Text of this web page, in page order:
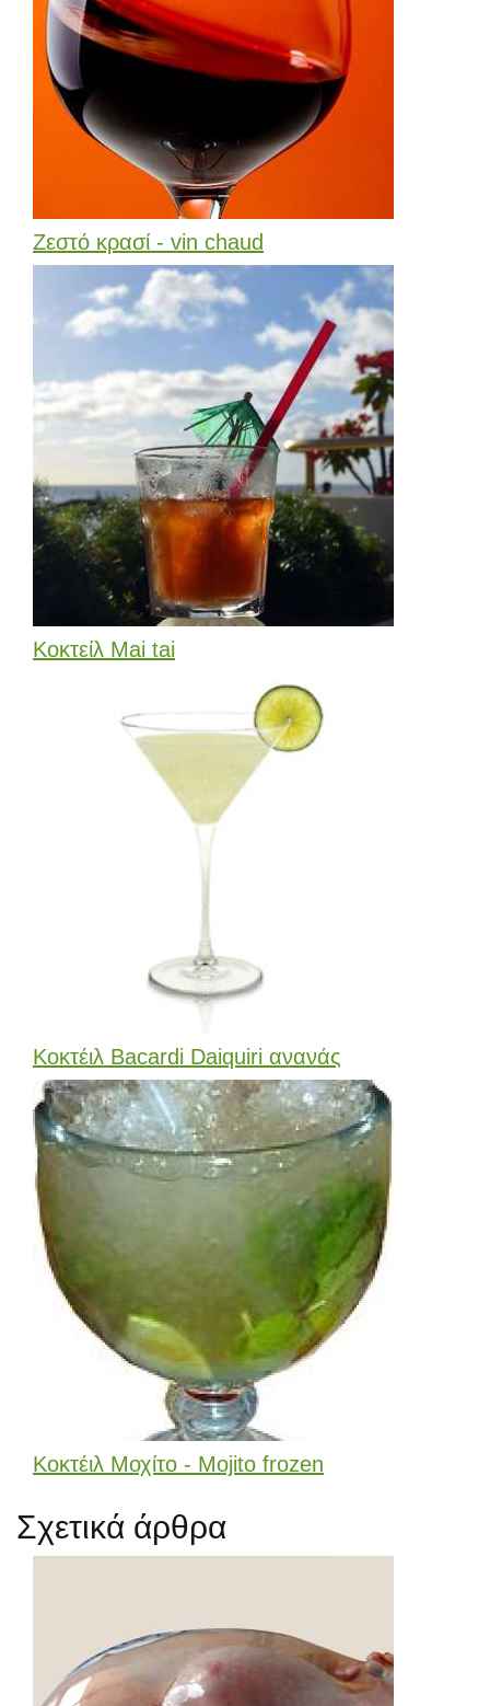
Ζεστό κρασί - vin chaud
Κοκτείλ Mai tai
Κοκτέιλ Bacardi Daiquiri ανανάς
Κοκτέιλ Μοχίτο - Mojito frozen
Σχετικά άρθρα